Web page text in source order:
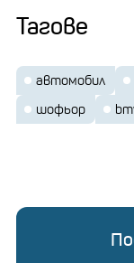
Тагове
автомобил
шофьор